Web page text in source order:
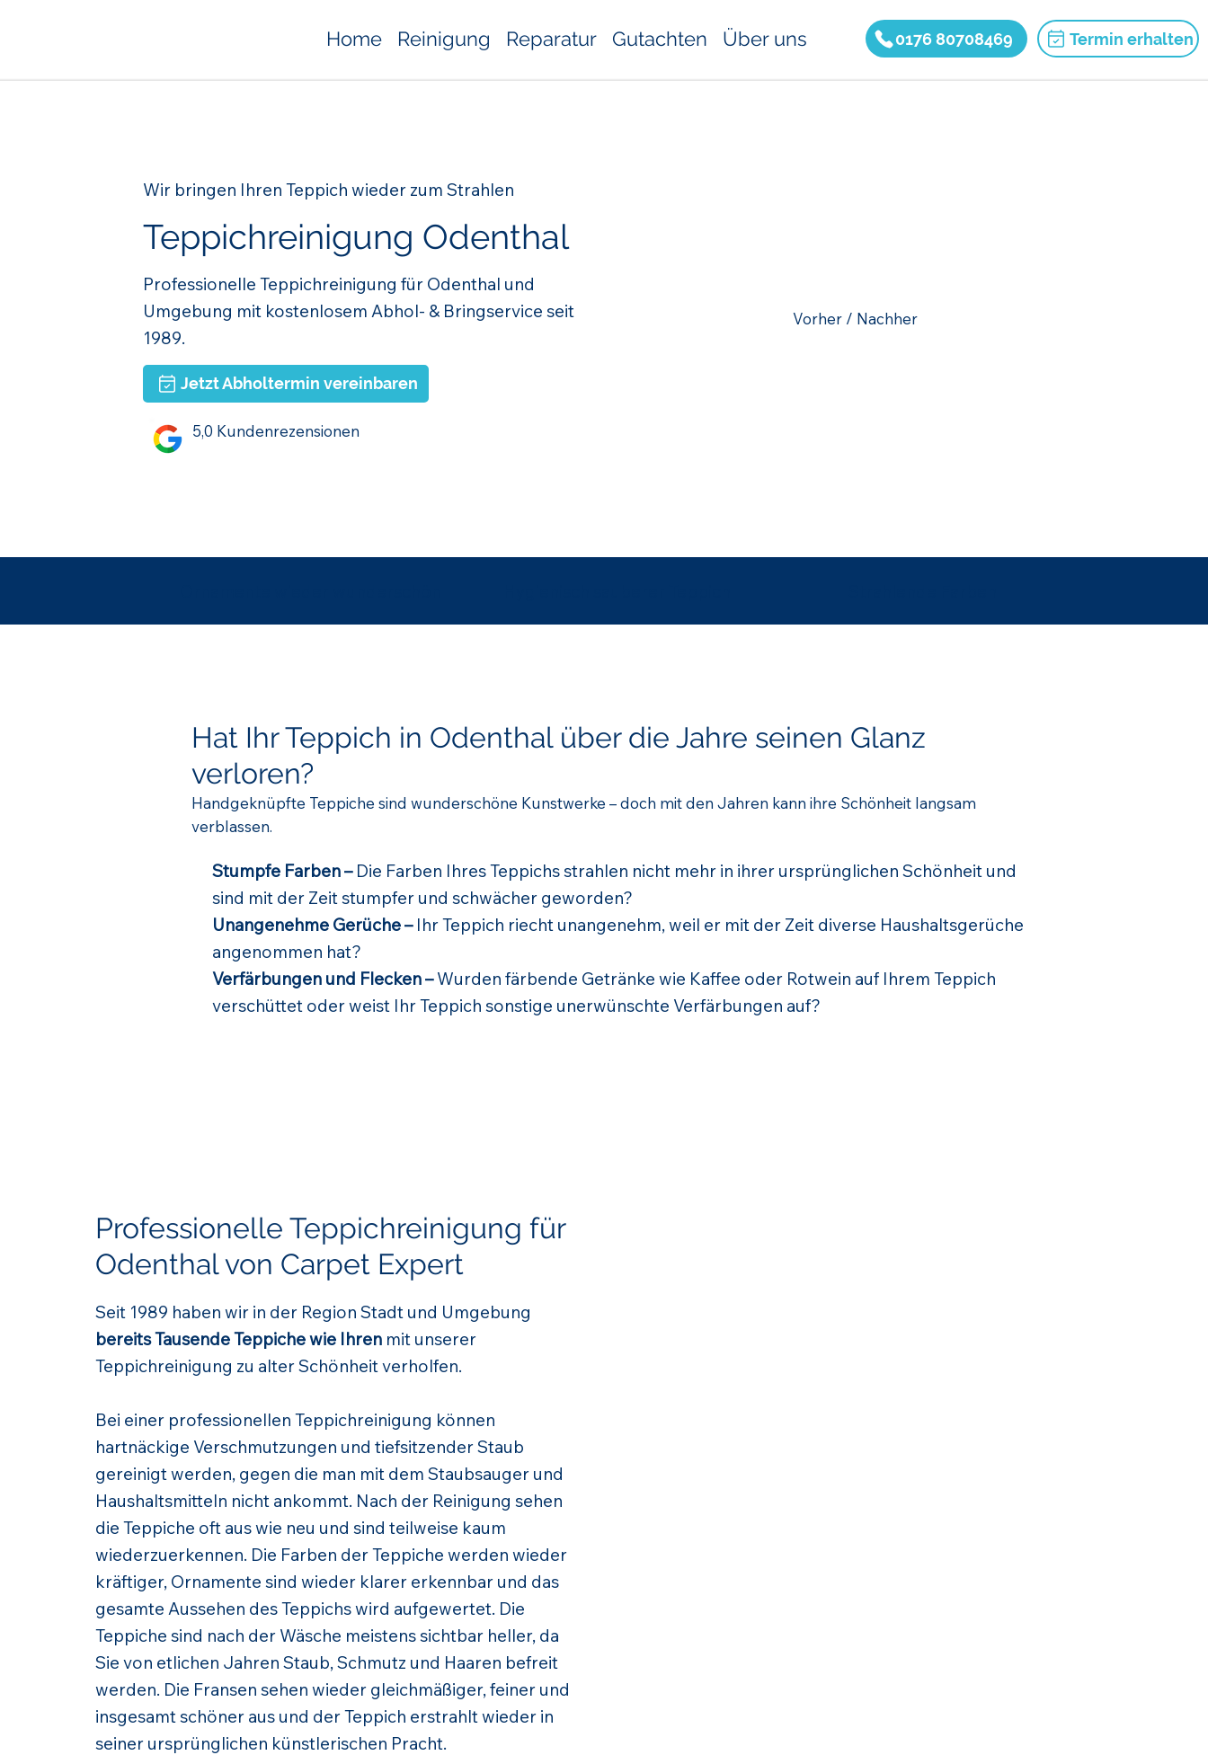
Home Reinigung Reparatur Gutachten Über uns 0176 80708469 Termin erhalten
Wir bringen Ihren Teppich wieder zum Strahlen
Teppichreinigung Odenthal
Professionelle Teppichreinigung für Odenthal und
Umgebung mit kostenlosem Abhol- & Bringservice seit
1989.
Jetzt Abholtermin vereinbaren
5,0 Kundenrezensionen
Vorher / Nachher
Hat Ihr Teppich in Odenthal über die Jahre seinen Glanz
verloren?
Handgeknüpfte Teppiche sind wunderschöne Kunstwerke – doch mit den Jahren kann ihre Schönheit langsam
verblassen.
Stumpfe Farben –Die Farben Ihres Teppichs strahlen nicht mehr in ihrer ursprünglichen Schönheit und
sind mit der Zeit stumpfer und schwächer geworden?
Unangenehme Gerüche –Ihr Teppich riecht unangenehm, weil er mit der Zeit diverse Haushaltsgerüche
angenommen hat?
Verfärbungen und Flecken –Wurden färbende Getränke wie Kaffee oder Rotwein auf Ihrem Teppich
verschüttet oder weist Ihr Teppich sonstige unerwünschte Verfärbungen auf?
Professionelle Teppichreinigung für
Odenthal von Carpet Expert
Seit 1989 haben wir in der Region Stadt und Umgebung
bereits Tausende Teppiche wie Ihren mit unserer
Teppichreinigung zu alter Schönheit verholfen.
Bei einer professionellen Teppichreinigung können
hartnäckige Verschmutzungen und tiefsitzender Staub
gereinigt werden, gegen die man mit dem Staubsauger und
Haushaltsmitteln nicht ankommt. Nach der Reinigung sehen
die Teppiche oft aus wie neu und sind teilweise kaum
wiederzuerkennen. Die Farben der Teppiche werden wieder
kräftiger, Ornamente sind wieder klarer erkennbar und das
gesamte Aussehen des Teppichs wird aufgewertet. Die
Teppiche sind nach der Wäsche meistens sichtbar heller, da
Sie von etlichen Jahren Staub, Schmutz und Haaren befreit
werden. Die Fransen sehen wieder gleichmäßiger, feiner und
insgesamt schöner aus und der Teppich erstrahlt wieder in
seiner ursprünglichen künstlerischen Pracht.